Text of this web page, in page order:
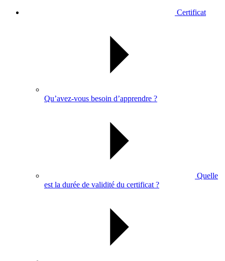
Certificat
Qu’avez-vous besoin d’apprendre ?
Quelle
est la durée de validité du certificat ?